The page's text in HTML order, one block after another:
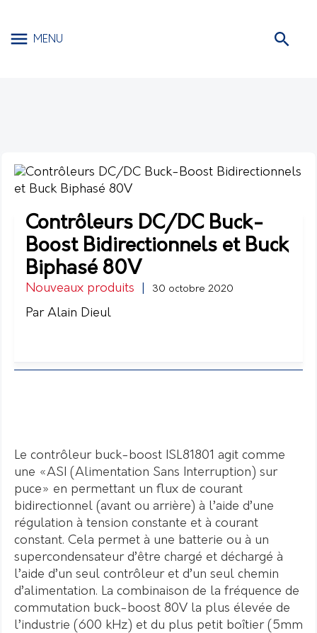
MENU
Contrôleurs DC/DC Buck-
Boost Bidirectionnels et Buck
Biphasé 80V
Nouveaux produits 30 octobre 2020
Par Alain Dieul
Le contrôleur buck-boost ISL81801 agit comme
une «ASI (Alimentation Sans Interruption) sur
puce» en permettant un flux de courant
bidirectionnel (avant ou arrière) à l’aide d’une
régulation à tension constante et à courant
constant. Cela permet à une batterie ou à un
supercondensateur d’être chargé et déchargé à
l’aide d’un seul contrôleur et d’un seul chemin
d’alimentation. La combinaison de la fréquence de
commutation buck-boost 80V la plus élevée de
l’industrie (600 kHz) et du plus petit boîtier (5mm